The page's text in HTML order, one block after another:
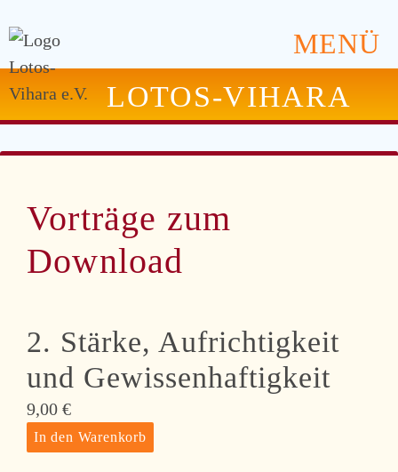
MENÜ
LOTOS-VIHARA
Vorträge zum
Download
2. Stärke, Aufrichtigkeit
und Gewissenhaftigkeit
9,00 €